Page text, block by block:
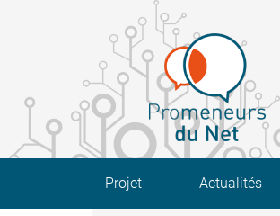
Main navigation
Projet Actualités